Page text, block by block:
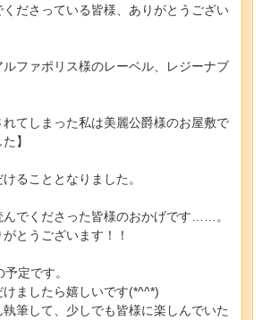
ださっている皆様、ありがとうござい
ルファポリス様のレーベル、レジーナブ
れてしまった私は美麗公爵様のお屋敷で
】
ることとなりました。
んでくださった皆様のおかげです……。
とうございます！！
定です。
ましたら嬉しいです(*^^*)
筆して、少しでも皆様に楽しんでいた